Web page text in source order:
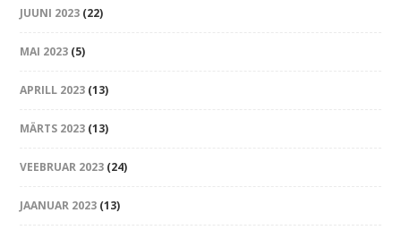
JUUNI 2023 (22)
MAI 2023 (5)
APRILL 2023 (13)
MÄRTS 2023 (13)
VEEBRUAR 2023 (24)
JAANUAR 2023 (13)